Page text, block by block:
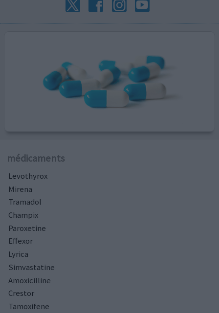
médicaments
Levothyrox
Mirena
Tramadol
Champix
Paroxetine
Effexor
Lyrica
Simvastatine
Amoxicilline
Crestor
Tamoxifene